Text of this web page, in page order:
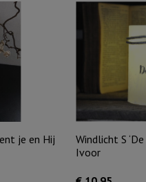
je en Hij
Windlicht S
Ivoor